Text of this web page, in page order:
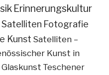
Erinnerungskultur
Satelliten Fotografie
Kunst Satelliten –
Kunst in
Glaskunst Teschener